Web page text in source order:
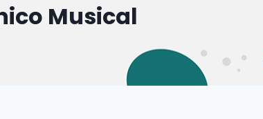
Musical